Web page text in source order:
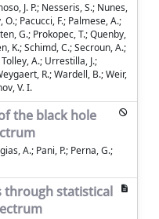
J. P.; Nesseris, S.; Nunes,
Pacucci, F.; Palmese, A.;
G.; Prokopec, T.; Quenby,
K.; Schimd, C.; Secroun, A.;
A.; Urrestilla, J.;
R.; Wardell, B.; Weir,
V. I.
the black hole
A.; Pani, P.; Perna, G.;
through statistical